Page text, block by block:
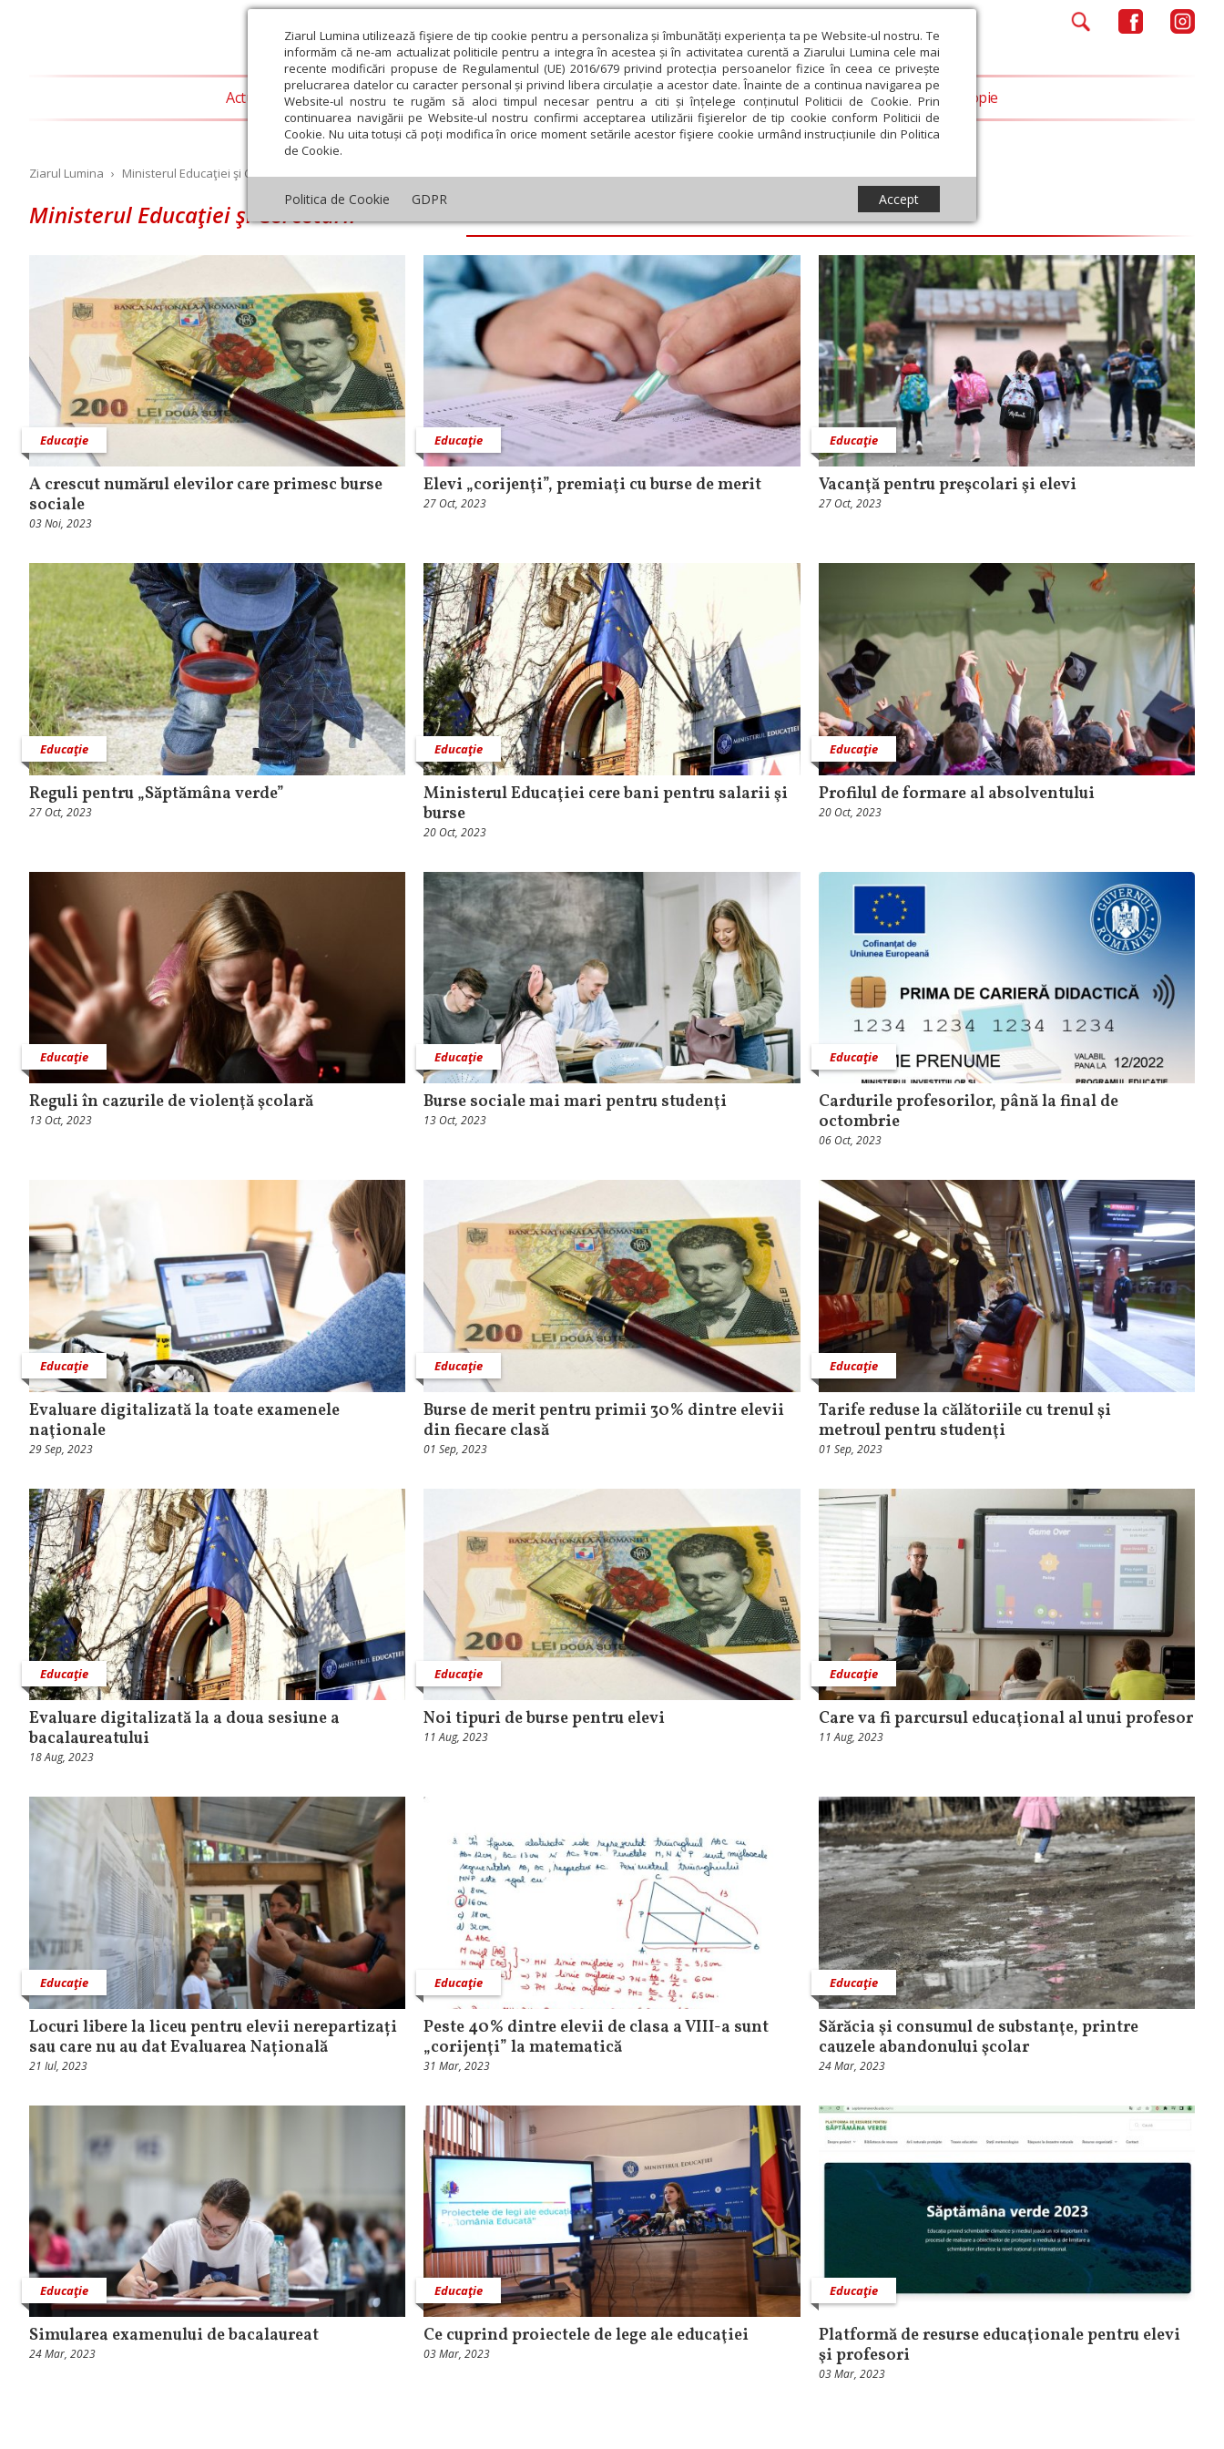
Ziarul Lumina utilizează fişiere de tip cookie pentru a personaliza și îmbunătăți experiența ta pe Website-ul nostru. Te
informăm că ne-am actualizat politicile pentru a integra în acestea și în activitatea curentă a Ziarului Lumina cele mai
recente modificări propuse de Regulamentul (UE) 2016/679 privind protecția persoanelor fizice în ceea ce privește
prelucrarea datelor cu caracter personal și privind libera circulație a acestor date. Înainte de a continua navigarea pe
Website-ul nostru te rugăm să aloci timpul necesar pentru a citi și înțelege conținutul Politicii de Cookie. Prin
continuarea navigării pe Website-ul nostru confirmi acceptarea utilizării fişierelor de tip cookie conform Politicii de
Cookie. Nu uita totuși că poți modifica în orice moment setările acestor fişiere cookie urmând instrucțiunile din Politica
de Cookie.
Politica de Cookie GDPR Accept
Actualitate religioasă Teologie și spiritualitate Educaţie și Cultură Societate Opinii Filantropie
Ziarul Lumina › Ministerul Educaţiei şi Cercetării
Ministerul Educaţiei şi Cercetării
Educaţie
A crescut numărul elevilor care primesc burse
sociale
03 Noi, 2023
Educaţie
Elevi „corijenţi”, premiaţi cu burse de merit
27 Oct, 2023
Educaţie
Vacanţă pentru preşcolari şi elevi
27 Oct, 2023
Educaţie
Reguli pentru „Săptămâna verde”
27 Oct, 2023
Educaţie
Ministerul Educaţiei cere bani pentru salarii şi
burse
20 Oct, 2023
Educaţie
Profilul de formare al absolventului
20 Oct, 2023
Educaţie
Reguli în cazurile de violenţă şcolară
13 Oct, 2023
Educaţie
Burse sociale mai mari pentru studenţi
13 Oct, 2023
Educaţie
Cardurile profesorilor, până la final de
octombrie
06 Oct, 2023
Educaţie
Evaluare digitalizată la toate examenele
naţionale
29 Sep, 2023
Educaţie
Burse de merit pentru primii 30% dintre elevii
din fiecare clasă
01 Sep, 2023
Educaţie
Tarife reduse la călătoriile cu trenul şi
metroul pentru studenţi
01 Sep, 2023
Educaţie
Evaluare digitalizată la a doua sesiune a
bacalaureatului
18 Aug, 2023
Educaţie
Noi tipuri de burse pentru elevi
11 Aug, 2023
Educaţie
Care va fi parcursul educaţional al unui profesor
11 Aug, 2023
Educaţie
Locuri libere la liceu pentru elevii nerepartizați
sau care nu au dat Evaluarea Națională
21 Iul, 2023
Educaţie
Peste 40% dintre elevii de clasa a VIII-a sunt
„corijenţi” la matematică
31 Mar, 2023
Educaţie
Sărăcia şi consumul de substanţe, printre
cauzele abandonului şcolar
24 Mar, 2023
Educaţie
Simularea examenului de bacalaureat
24 Mar, 2023
Educaţie
Ce cuprind proiectele de lege ale educaţiei
03 Mar, 2023
Educaţie
Platformă de resurse educaţionale pentru elevi
şi profesori
03 Mar, 2023